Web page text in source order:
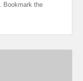
. Bookmark the